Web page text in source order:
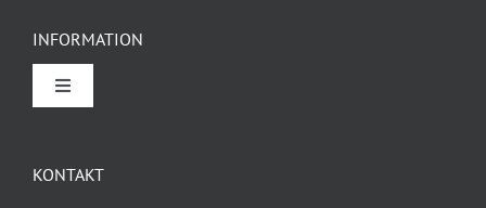
KONTAKT
INFORMATION
Toggle